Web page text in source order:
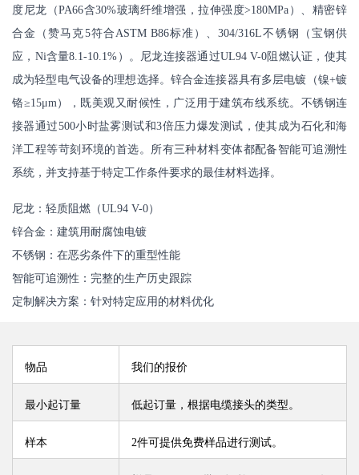
度尼龙（PA66含30%玻璃纤维增强，拉伸强度>180MPa）、精密锌
合金（赞马克5符合ASTM B86标准）、304/316L不锈钢（宝钢供
应，Ni含量8.1-10.1%）。尼龙连接器通过UL94 V-0阻燃认证，使其
成为轻型电气设备的理想选择。锌合金连接器具有多层电镀（镍+镀
铬≥15μm），既美观又耐候性，广泛用于建筑布线系统。不锈钢连
接器通过500小时盐雾测试和3倍压力爆发测试，使其成为石化和海
洋工程等苛刻环境的首选。所有三种材料变体都配备智能可追溯性
系统，并支持基于特定工作条件要求的最佳材料选择。
尼龙：轻质阻燃（UL94 V-0）
锌合金：建筑用耐腐蚀电镀
不锈钢：在恶劣条件下的重型性能
智能可追溯性：完整的生产历史跟踪
定制解决方案：针对特定应用的材料优化
物品 我们的报价
最小起订量 低起订量，根据电缆接头的类型。
样本 2件可提供免费样品进行测试。